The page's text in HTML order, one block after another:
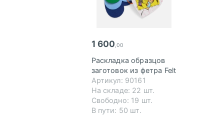
1 600,00
Раскладка образцов
заготовок из фетра Felt
Артикул: 90161
На складе: 22 шт.
Свободно: 19 шт.
В пути: 50 шт.